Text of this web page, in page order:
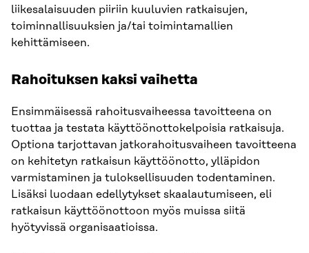
liikesalaisuuden piiriin kuuluvien ratkaisujen,
toiminnallisuuksien ja/tai toimintamallien
kehittämiseen.
Rahoituksen kaksi vaihetta
Ensimmäisessä rahoitusvaiheessa tavoitteena on
tuottaa ja testata käyttöönottokelpoisia ratkaisuja.
Optiona tarjottavan jatkorahoitusvaiheen tavoitteena
on kehitetyn ratkaisun käyttöönotto, ylläpidon
varmistaminen ja tuloksellisuuden todentaminen.
Lisäksi luodaan edellytykset skaalautumiseen, eli
ratkaisun käyttöönottoon myös muissa siitä
hyötyvissä organisaatioissa.